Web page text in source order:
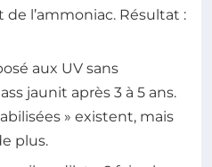
l’ammoniac. Résultat :
aux UV sans
jaunit après 3 à 5 ans.
» existent, mais
plus.